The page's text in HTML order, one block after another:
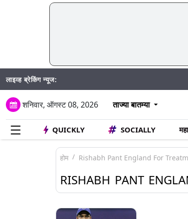
लाइव्ह ब्रेकिंग न्यूज:
शनिवार, ऑगस्ट 08, 2026 ताज्या बातम्या
QUICKLY SOCIALLY
होम Rishabh Pant England For
RISHABH PANT